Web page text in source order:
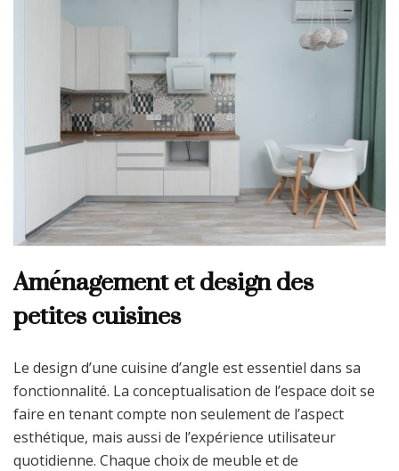
Aménagement et design des
petites cuisines
Le design d’une cuisine d’angle est essentiel dans sa
fonctionnalité. La conceptualisation de l’espace doit se
faire en tenant compte non seulement de l’aspect
esthétique, mais aussi de l’expérience utilisateur
quotidienne. Chaque choix de meuble et de